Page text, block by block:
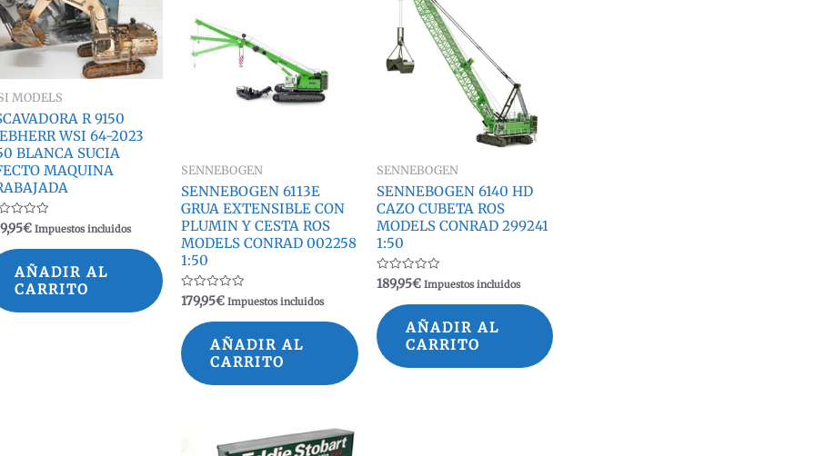
MODELS
R 9150
WSI 64-2023
BLANCA SUCIA
MAQUINA
€ Impuestos incluidos
AÑADIR AL
CARRITO
SENNEBOGEN
SENNEBOGEN 6113E
GRUA EXTENSIBLE CON
PLUMIN Y CESTA ROS
MODELS CONRAD 002258
1:50
Valorado
con
de
5
179,95€ Impuestos incluidos
AÑADIR AL
CARRITO
SENNEBOGEN
SENNEBOGEN 6140 HD
CAZO CUBETA ROS
MODELS CONRAD 299241
1:50
Valorado
con
de
5
189,95€ Impuestos incluidos
AÑADIR AL
CARRITO